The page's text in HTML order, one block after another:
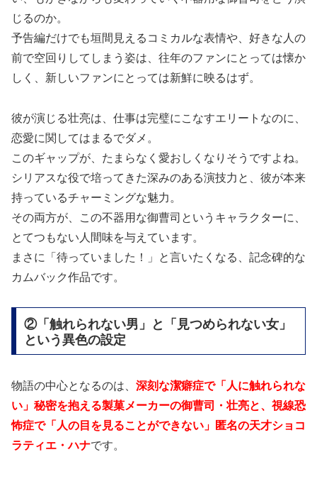
じるのか。
予告編だけでも垣間見えるコミカルな表情や、好きな人の
前で空回りしてしまう姿は、往年のファンにとっては懐か
しく、新しいファンにとっては新鮮に映るはず。
彼が演じる壮亮は、仕事は完璧にこなすエリートなのに、
恋愛に関してはまるでダメ。
このギャップが、たまらなく愛おしくなりそうですよね。
シリアスな役で培ってきた深みのある演技力と、彼が本来
持っているチャーミングな魅力。
その両方が、この不器用な御曹司というキャラクターに、
とてつもない人間味を与えています。
まさに「待っていました！」と言いたくなる、記念碑的な
カムバック作品です。
②「触れられない男」と「見つめられない女」
という異色の設定
物語の中心となるのは、 深刻な潔癖症で「人に触れられな
い」秘密を抱える製菓メーカーの御曹司・壮亮と、視線恐
怖症で「人の目を見ることができない」匿名の天才ショコ
ラティエ・ハナです。